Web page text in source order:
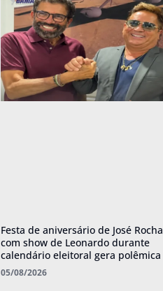
Festa de aniversário de José Rocha
com show de Leonardo durante
calendário eleitoral gera polêmica
05/08/2026